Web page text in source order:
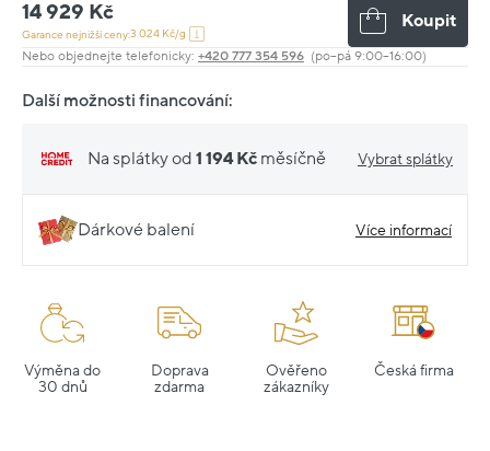
14 929 Kč
Garance nejnižší ceny:3 024 Kč/g
Koupit
Nebo objednejte telefonicky: +420 777 354 596 (po–pá 9:00–16:00)
Další možnosti financování:
Na splátky od 1 194 Kč měsíčně Vybrat splátky
Dárkové balení Více informací
Výměna do
30 dnů
Doprava
zdarma
Ověřeno
zákazníky
Česká firma